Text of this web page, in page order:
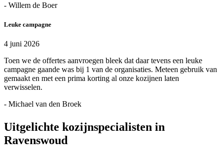
- Willem de Boer
Leuke campagne
4 juni 2026
Toen we de offertes aanvroegen bleek dat daar tevens een leuke
campagne gaande was bij 1 van de organisaties. Meteen gebruik van
gemaakt en met een prima korting al onze kozijnen laten
verwisselen.
- Michael van den Broek
Uitgelichte kozijnspecialisten in
Ravenswoud